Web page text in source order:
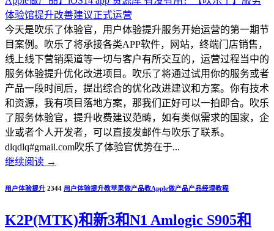
今天是吹乐了体验官，用户体验提升服务开始运营的第一期节
目案例。吹乐了将承接各类APP软件，网站，终端门店销售，
线上线下营销渠道等一切与客户有所交互的，运营过程当中的
服务体验提升优化改进项目。吹乐了将通过试用你的服务或者
产品一段时间后，提出综合的优化改进建议和方案。你有技术
和资源，我有项目落地方案，那我们正好可以一拍即合。吹乐
了服务体验官，提升收费建议范畴，如有类似需求的国家，企
业或者个人开发者，可以直接发邮件与吹乐了联系。
dlqdlq#gmail.com吹乐了体验官优势在于...
继续阅读 →
用户体验提升 2344 用户体验提升教苹果做产品教Apple做产品产品经理教程
K2P(MTK)和新3和N1 Amlogic S905和